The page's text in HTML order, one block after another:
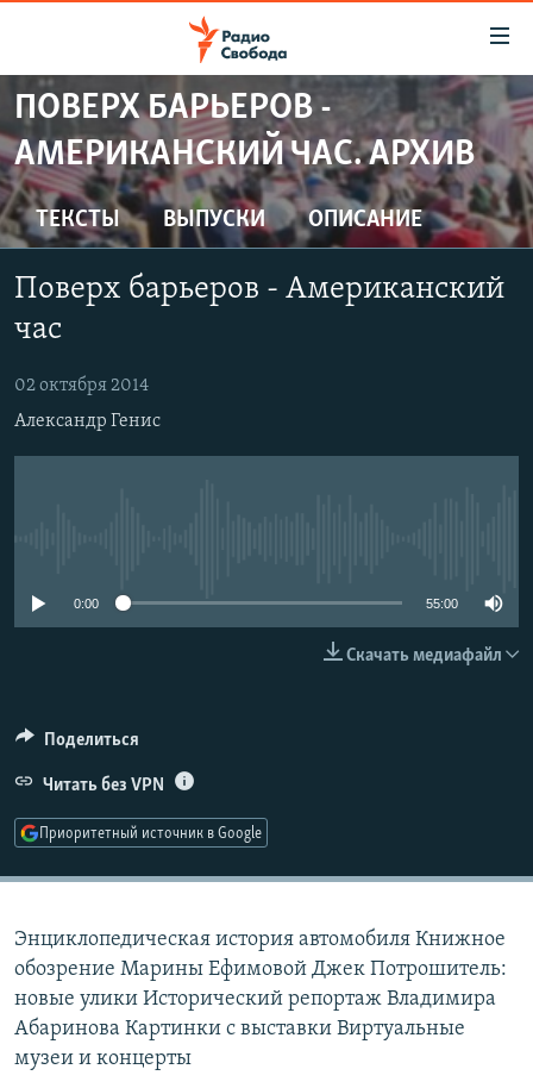
упрощенного
доступа
Вернуться
к
основному
Вернутся
навигации
Вернутся
ПРОГРАММЫ
ПОДКАСТЫ
АВТОРСКИЕ ПРОЕКТЫ
ЦИТАТЫ СВОБОДЫ
МНЕНИЯ
КУЛЬТУРА
IDEL.РЕАЛИИ
КАВКАЗ.РЕАЛИИ
ПОДПИШИТЕСЬ НА РАССЫЛКУ
Все сайты РСЕ/РС
ПОВЕРХ БАРЬЕРОВ -
АМЕРИКАНСКИЙ ЧАС. АРХИВ
ТЕКСТЫ ВЫПУСКИ ОПИСАНИЕ
Поверх барьеров - Американский
час
02 октября 2014
Александр Генис
0:00 55:00
Скачать медиафайл
Поделиться
Читать без VPN
Приоритетный источник в Google
Энциклопедическая история автомобиля Книжное
обозрение Марины Ефимовой Джек Потрошитель:
новые улики Исторический репортаж Владимира
Абаринова Картинки с выставки Виртуальные
музеи и концерты